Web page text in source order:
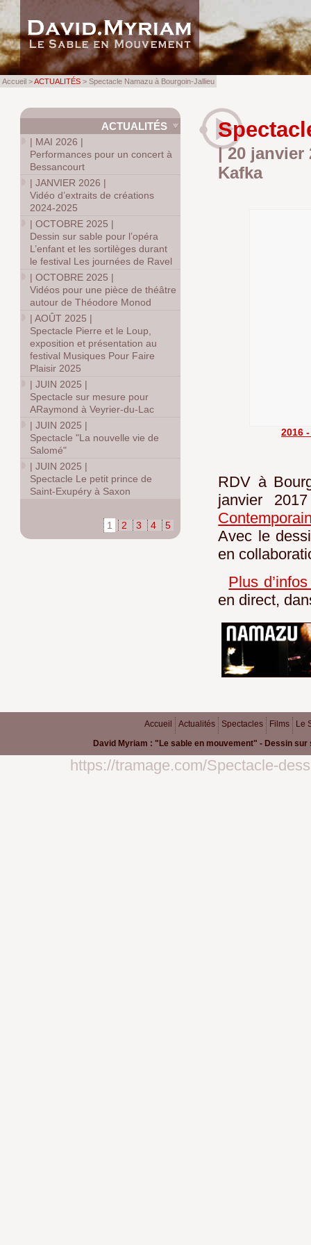
| 20 janvier
Kafka
2016
RDV à
janvier
Avec le
en
Plus
en direct,
ACTUALITÉS
| MAI 2026 |
Performances pour un concert à
Bessancourt
|JANVIER 2026 |
Vidéo d’extraits de créations
2024-2025
|OCTOBRE 2025 |
Dessin sur sable pour l’opéra
L’enfant et les sortilèges durant
le festival Les journées de Ravel
|OCTOBRE 2025 |
Vidéos pour une pièce de théâtre
autour de Théodore Monod
|AOÛT 2025 |
Spectacle Pierre et le Loup,
exposition et présentation au
festival Musiques Pour Faire
Plaisir 2025
|JUIN 2025 |
Spectacle sur mesure pour
ARaymond à Veyrier-du-Lac
|JUIN 2025 |
Spectacle "La nouvelle vie de
Salomé"
|JUIN 2025 |
Spectacle Le petit prince de
Saint-Exupéry à Saxon
1 2 3 4 5
Accueil Actualités Spectacles Films
Le
David Myriam : "Le sable en mouvement" - Dessin sur
https://tramage.com/Spectacle-
Accueil >ACTUALITÉS > Spectacle Namazu à Bourgoin-Jallieu